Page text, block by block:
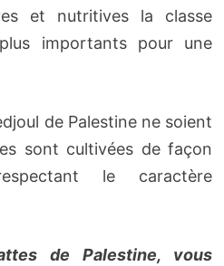
et nutritives la classe
importants pour une
de Palestine ne soient
sont cultivées de façon
le caractère
de Palestine, vous